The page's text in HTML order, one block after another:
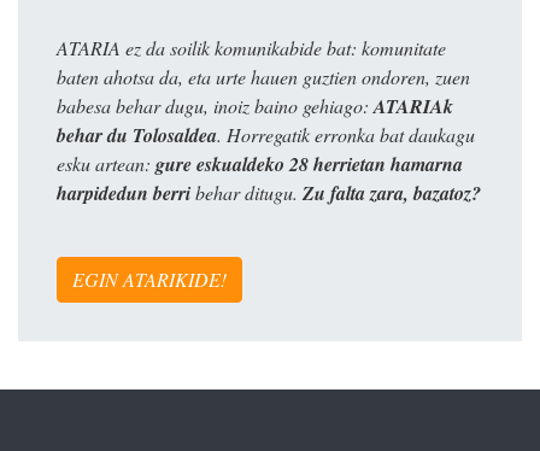
ATARIA ez da soilik komunikabide bat: komunitate
baten ahotsa da, eta urte hauen guztien ondoren, zuen
babesa behar dugu, inoiz baino gehiago: ATARIAk
behar du Tolosaldea. Horregatik erronka bat daukagu
esku artean: gure eskualdeko 28 herrietan hamarna
harpidedun berribehar ditugu. Zu falta zara, bazatoz?
EGIN ATARIKIDE!